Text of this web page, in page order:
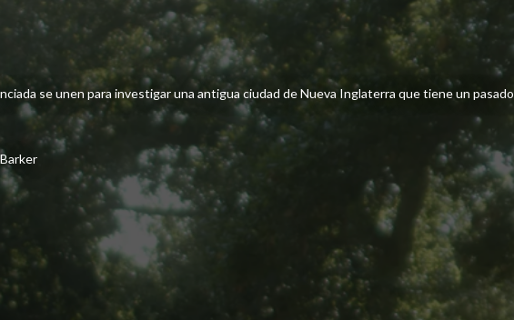
se unen para investigar una antigua ciudad de Nueva Inglaterra que tiene un pasado